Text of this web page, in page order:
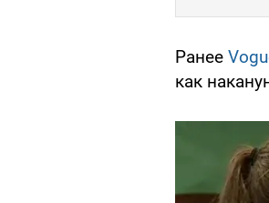
Ранее
как